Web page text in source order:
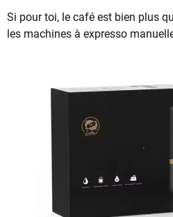
Si pour toi, le café est bien plus
les machines à expresso